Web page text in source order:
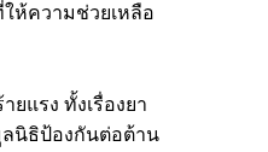
ห้ความช่วยเหลือ
แรง ทั้งเรื่องยา
นิธิป้องกันต่อต้าน